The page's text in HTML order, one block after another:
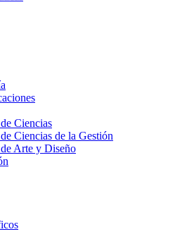
Ciencias
Ciencias de la Gestión
Arte y Diseño